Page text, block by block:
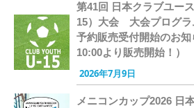
第41回 日本クラブユー
15）大会 大会プログラ
予約販売受付開始のお知
10:00より販売開始！）
2026年7月9日
メニコンカップ2026 日